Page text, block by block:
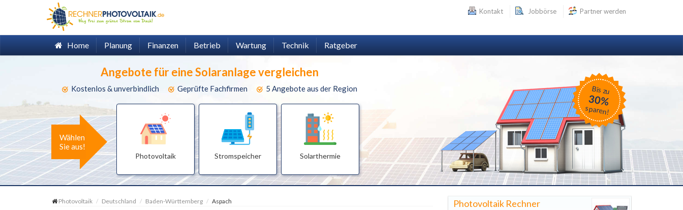
Kontakt Jobbörse Partner werden
Home Planung Finanzen Betrieb Wartung Technik Ratgeber
Angebote für eine Solaranlage vergleichen
Kostenlos & unverbindlich Geprüfte Fachfirmen 5 Angebote aus der Region
Wählen
Sie aus!
Photovoltaik Stromspeicher Solarthermie
Bis zu
30%
sparen!
Photovoltaik Deutschland Baden-Württemberg Aspach Photovoltaik Rechner